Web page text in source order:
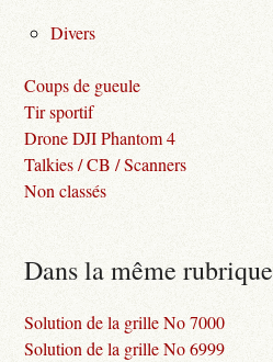
Divers
Coups de gueule
Tir sportif
Drone DJI Phantom 4
Talkies / CB / Scanners
Non classés
Dans la même rubrique
Solution de la grille No 7000
Solution de la grille No 6999